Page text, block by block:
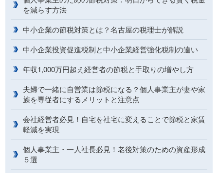
を減らす方法
中小企業の節税対策とは？名古屋の税理士が解説
中小企業投資促進税制と中小企業経営強化税制の違い
年収1,000万円超え経営者の節税と手取りの増やし方
夫婦で一緒に自営業は節税になる？個人事業主が妻や家
族を専従者にするメリットと注意点
会社経営者必見！自宅を社宅に変えることで節税と家賃
軽減を実現
個人事業主・一人社長必見！老後対策のための資産形成
５選